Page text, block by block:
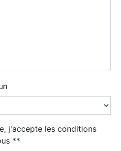
j'accepte les conditions
**